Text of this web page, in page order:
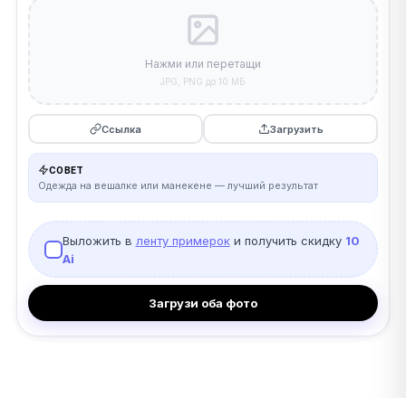
Нажми или перетащи
JPG, PNG до 10 МБ
Ссылка Загрузить
СОВЕТ
Одежда на вешалке или манекене — лучший результат
Выложить в ленту примероки получить скидку 10
Ai
Загрузи оба фото